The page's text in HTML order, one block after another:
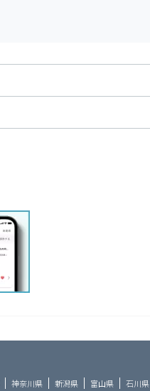
神奈川県 新潟県 富山県 石川県